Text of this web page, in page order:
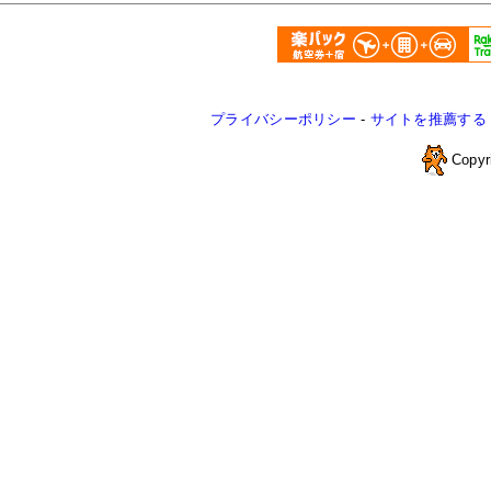
プライバシーポリシー - サイトを推薦する